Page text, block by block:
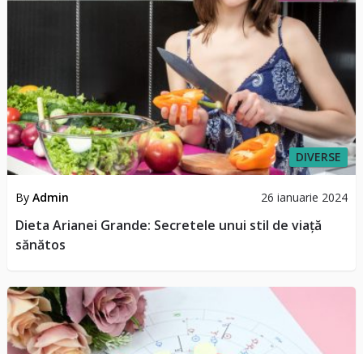
DIVERSE
By Admin 26 ianuarie 2024
Dieta Arianei Grande: Secretele unui stil de viață
sănătos